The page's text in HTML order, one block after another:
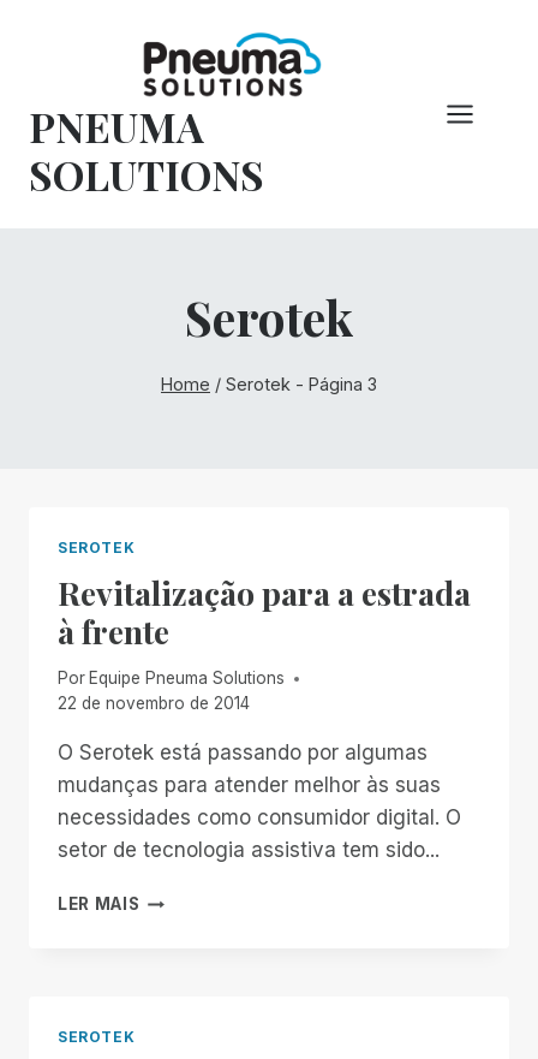
conteúdo
PNEUMA
SOLUTIONS
Serotek
Home / Serotek - Página 3
SEROTEK
Revitalização para a estrada
à frente
Por Equipe Pneuma Solutions
22 de novembro de 2014
O Serotek está passando por algumas
mudanças para atender melhor às suas
necessidades como consumidor digital. O
setor de tecnologia assistiva tem sido...
LER MAIS REVITALIZAÇÃO
SEROTEK